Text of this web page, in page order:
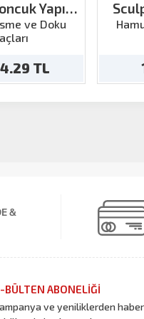
Yapım
ve Doku
TL
BÜLTEN ABONELİĞİ
ve yeniliklerden